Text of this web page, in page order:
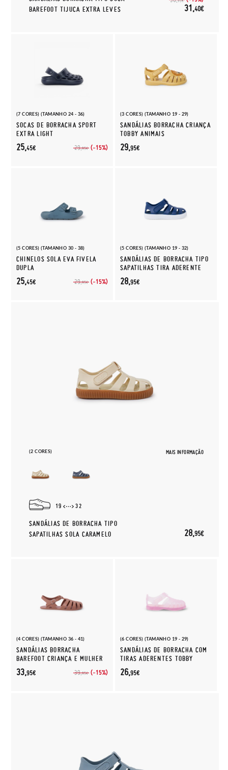
BAREFOOT TIJUCA EXTRA LEVES
31,40€
(7 CORES) (TAMANHO 24 - 36)
SOCAS DE BORRACHA SPORT
EXTRA LIGHT
29,95€ (-15%)
25,45€
(3 CORES) (TAMANHO 19 - 29)
SANDÁLIAS BORRACHA CRIANÇA
TOBBY ANIMAIS
29,95€
(5 CORES) (TAMANHO 30 - 38)
CHINELOS SOLA EVA FIVELA
DUPLA
29,95€ (-15%)
25,45€
(5 CORES) (TAMANHO 19 - 32)
SANDÁLIAS DE BORRACHA TIPO
SAPATILHAS TIRA ADERENTE
28,95€
(2 CORES) MAIS INFORMAÇÃO
19 32
SANDÁLIAS DE BORRACHA TIPO
SAPATILHAS SOLA CARAMELO
28,95€
(4 CORES) (TAMANHO 36 - 41)
SANDÁLIAS BORRACHA
BAREFOOT CRIANÇA E MULHER
39,95€ (-15%)
33,95€
(6 CORES) (TAMANHO 19 - 29)
SANDÁLIAS DE BORRACHA COM
TIRAS ADERENTES TOBBY
26,95€